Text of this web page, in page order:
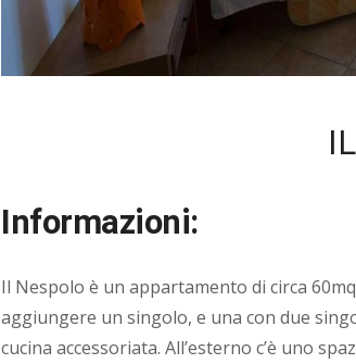
Informazioni:
Il Nespolo è un appartamento di circa
aggiungere un singolo, e una con due
cucina accessoriata. All’esterno c’è uno